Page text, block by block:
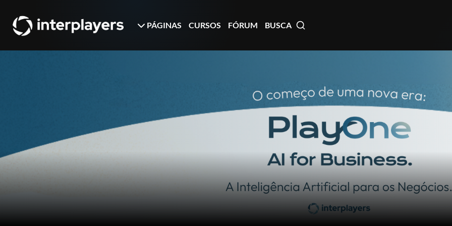
PÁGINAS CURSOS FÓRUM BUSCA